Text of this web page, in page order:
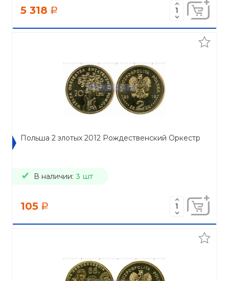
5 318 a
Польша 2 злотых 2012 Рождественский Оркестр
В наличии: 3 шт
105 a